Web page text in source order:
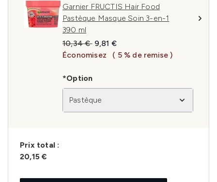
Garnier FRUCTIS Hair Food
Pastèque Masque Soin 3-en-1
390 ml
Prix de vente :
10,34 € Prix ​​actuel :
9,81 €
Économisez
( 5 % de remise )
*Option
Pastèque
Prix ​​total :
20,15 €